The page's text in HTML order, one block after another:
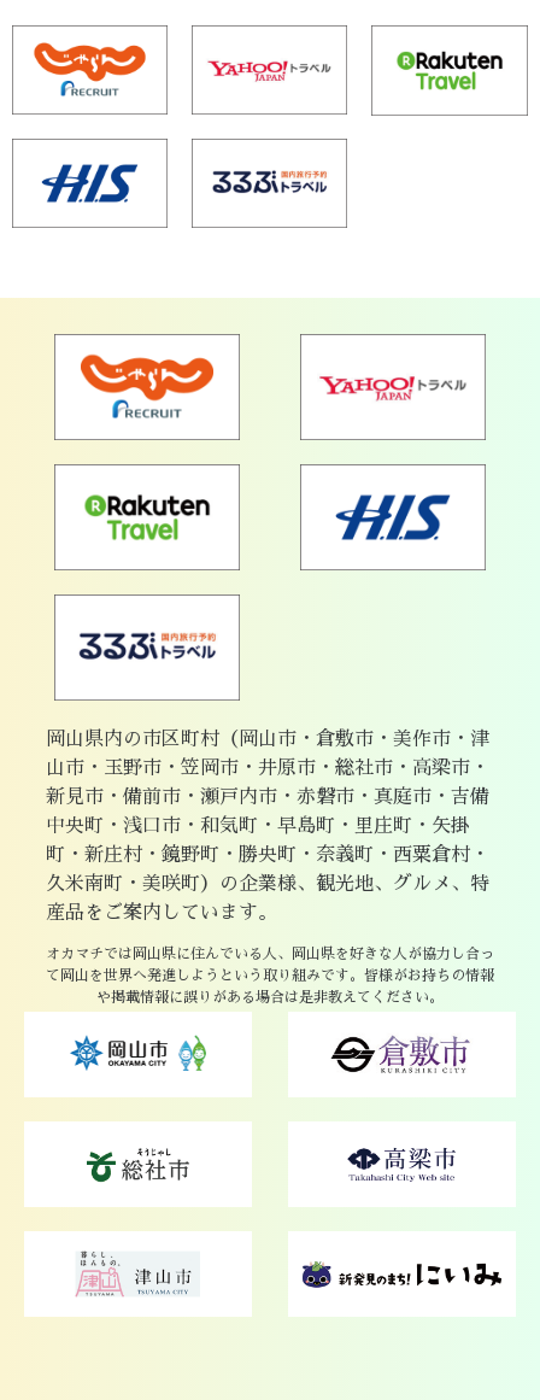
岡山県内の市区町村（岡山市・倉敷市・美作市・津
山市・玉野市・笠岡市・井原市・総社市・高梁市・
新見市・備前市・瀬戸内市・赤磐市・真庭市・吉備
中央町・浅口市・和気町・早島町・里庄町・矢掛
町・新庄村・鏡野町・勝央町・奈義町・西粟倉村・
久米南町・美咲町）の企業様、観光地、グルメ、特
産品をご案内しています。
オカマチでは岡山県に住んでいる人、岡山県を好きな人が協力し合っ
て岡山を世界へ発進しようという取り組みです。皆様がお持ちの情報
や掲載情報に誤りがある場合は是非教えてください。